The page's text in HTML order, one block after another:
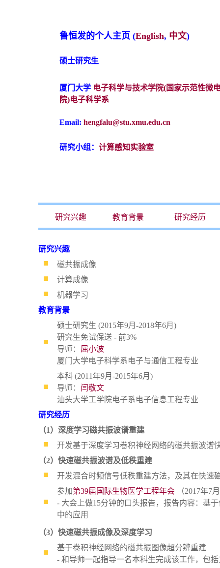
鲁恒发的个人主页 (English, 中文)
硕士研究生
厦门大学 电子科学与技术学院(国家示范性微
院)电子科学系
Email: hengfalu@stu.xmu.edu.cn
研究小组： 计算感知实验室
研究兴趣 教育背景 研究经历
研究兴趣
磁共振成像
计算成像
机器学习
教育背景
硕士研究生 (2015年9月-2018年6月)
研究生免试保送 - 前3%
导师： 屈小波
厦门大学电子科学系电子与通信工程专业
本科 (2011年9月-2015年6月)
导师： 闫敬文
汕头大学工学院电子系电子信息工程专业
研究经历
（1）深度学习磁共振波谱重建
开发基于深度学习卷积神经网络的磁共振波谱
（2）快速磁共振波谱及低秩重建
开发混合时频信号低秩重建方法，及其在快速
参加第39届国际生物医学工程年会（2017年7
- 大会上做15分钟的口头报告，报告内容：基
中的应用
（3）快速磁共振成像及深度学习
基于卷积神经网络的磁共振图像超分辨重建
- 和导师一起指导一名本科生完成该工作，包